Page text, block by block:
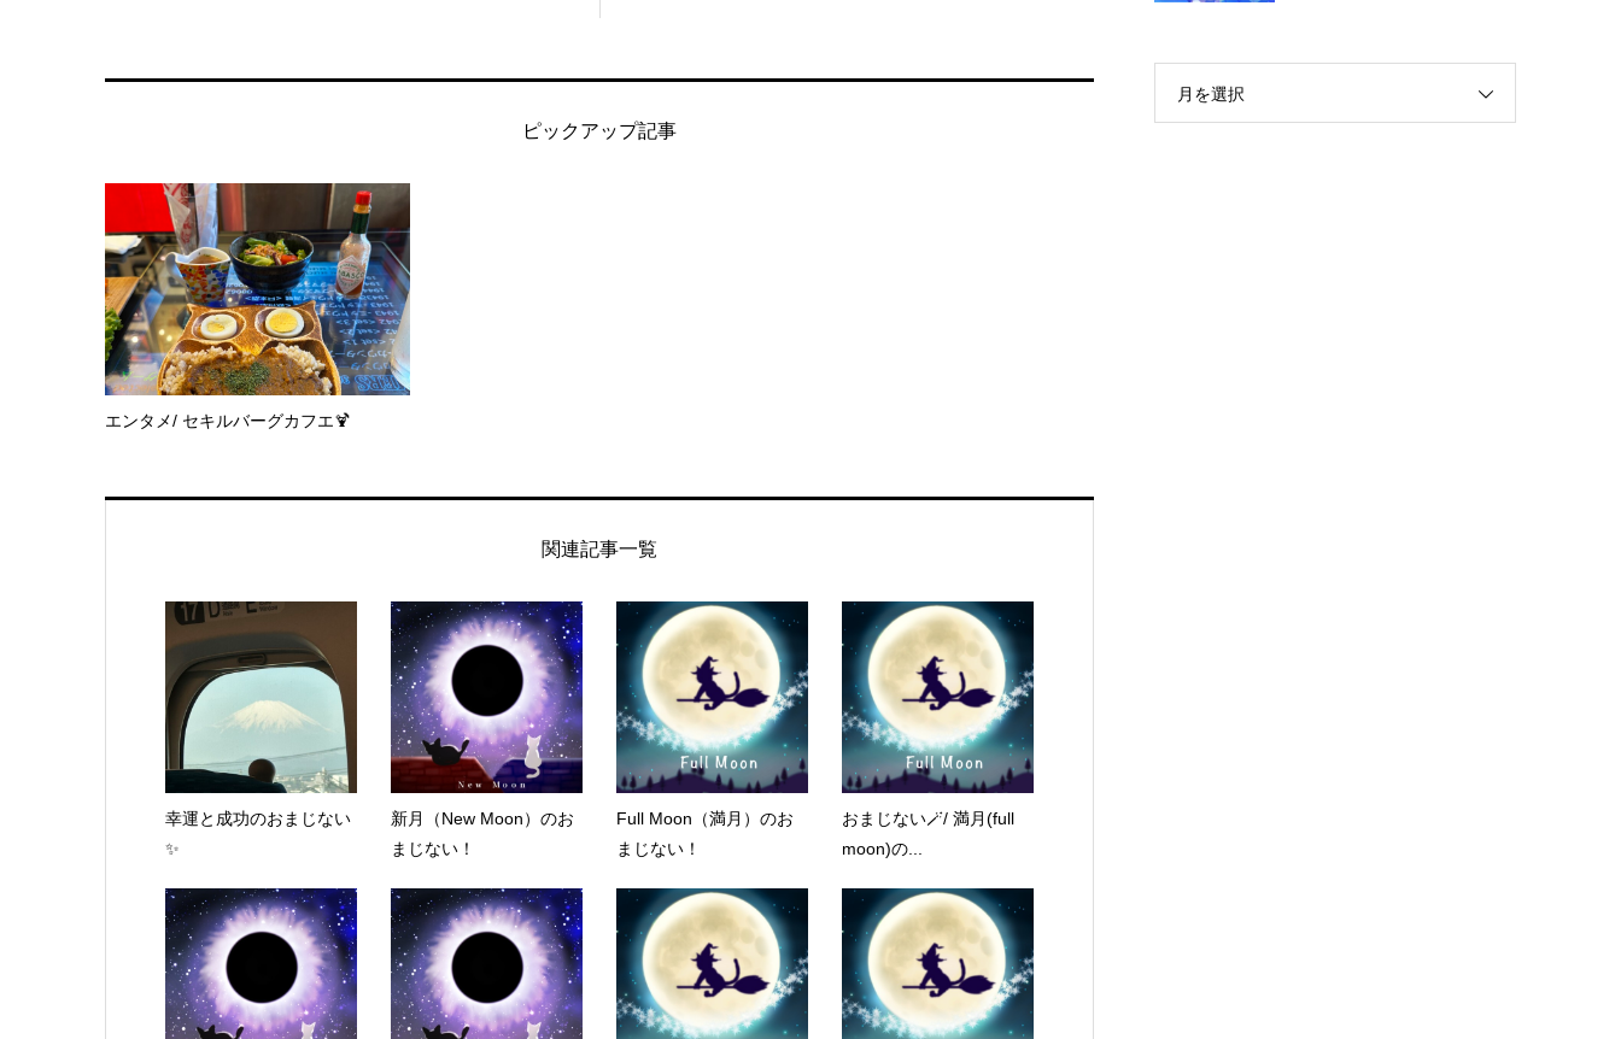
ピックアップ記事
エンタメ/ セキルバーグカフエ🍹
関連記事一覧
幸運と成功のおまじない
✨
新月（New Moon）のお
まじない！
Full Moon（満月）のお
まじない！
おまじない🪄/ 満月(full
moon)の...
月を選択